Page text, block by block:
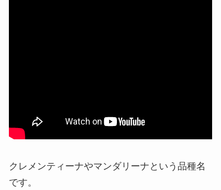
クレメンティーナやマンダリーナという品種名
です。